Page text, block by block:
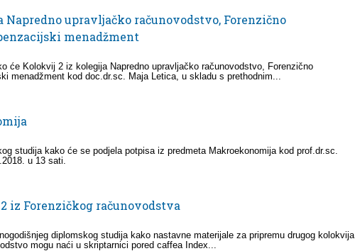
upravljačko računovodstvo, Forenzično
menadžment
će Kolokvij 2 iz kolegija Napredno upravljačko računovodstvo, Forenzično
menadžment kod doc.dr.sc. Maja Letica, u skladu s prethodnim...
studija kako će se podjela potpisa iz predmeta Makroekonomija kod prof.dr.sc.
u 13 sati.
iz Forenzičkog računovodstva
diplomskog studija kako nastavne materijale za pripremu drugog kolokvija
mogu naći u skriptarnici pored caffea Index...